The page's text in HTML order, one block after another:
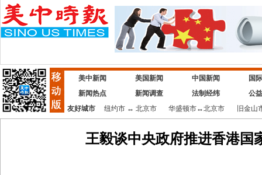
美中新闻 美国新闻 中国新闻
国
新闻热点
新闻调查 法制经纬
公
友好城市
纽约市↔ 北京市 华盛顿市↔北京市 旧金山
王毅谈中央政府推进香港国